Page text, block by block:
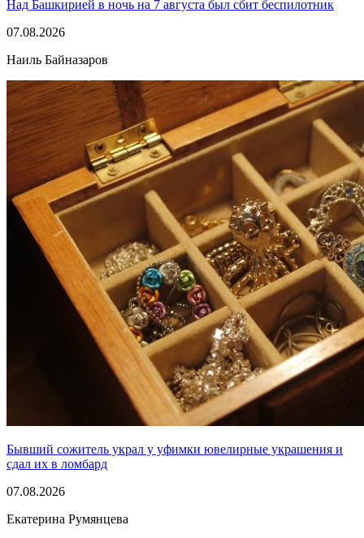
Над Башкирией в ночь на 7 августа был сбит беспилотник
07.08.2026
Наиль Байназаров
Бывший сожитель украл у уфимки ювелирные украшения и
сдал их в ломбард
07.08.2026
Екатерина Румянцева